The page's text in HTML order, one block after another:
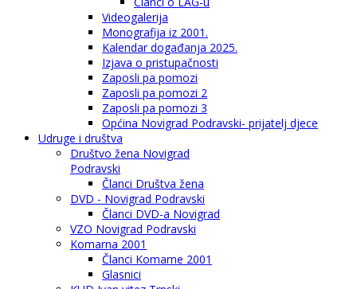
Videogalerija
Monografija iz 2001.
Kalendar događanja 2025.
Izjava o pristupačnosti
Zaposli pa pomozi
Zaposli pa pomozi 2
Zaposli pa pomozi 3
Općina Novigrad Podravski- prijatelj djece
Udruge i društva
Društvo žena Novigrad
Podravski
Članci Društva žena
DVD - Novigrad Podravski
Članci DVD-a Novigrad
VZO Novigrad Podravski
Komarna 2001
Članci Komarne 2001
Glasnici